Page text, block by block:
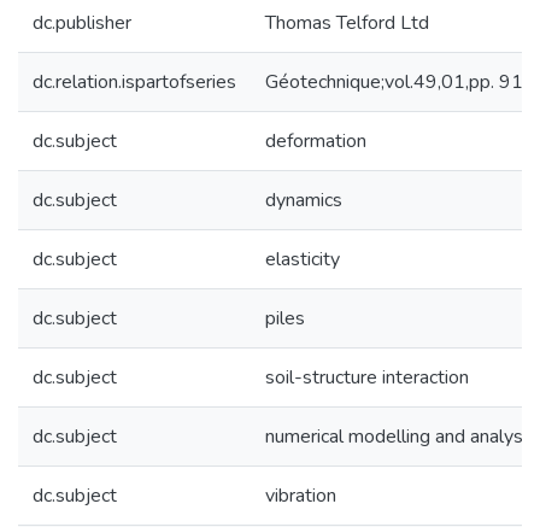
dc.publisher Thomas Telford Ltd
dc.relation.ispartofseries Géotechnique;vol.49,01,pp.
dc.subject deformation
dc.subject dynamics
dc.subject elasticity
dc.subject piles
dc.subject soil-structure interaction
dc.subject numerical modelling and analysis
dc.subject vibration